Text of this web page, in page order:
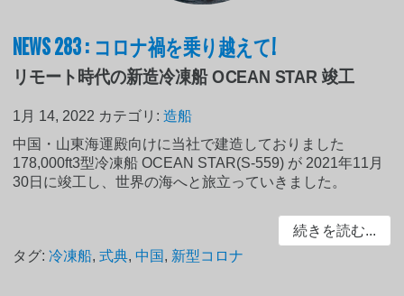
NEWS 283 : コロナ禍を乗り越えて!
リモート時代の新造冷凍船 OCEAN STAR 竣工
1月 14, 2022 カテゴリ:造船
中国・山東海運殿向けに当社で建造しておりました
178,000ft3型冷凍船 OCEAN STAR(S-559) が 2021年11月
30日に竣工し、世界の海へと旅立っていきました。
続きを読む...
タグ:冷凍船,式典, 中国 , 新型コロナ